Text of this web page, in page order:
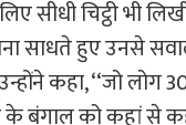
सीधी चिट्ठी भी
साधते हुए उनसे
कहा, ‘‘जो
के बंगाल को कहां से